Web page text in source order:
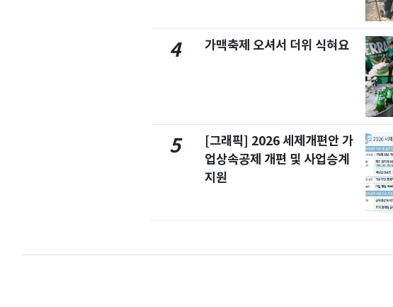
4 가맥축제 오셔서 더위 식혀요
5
[그래픽] 2026 세제개편안 가
업상속공제 개편 및 사업승계
지원